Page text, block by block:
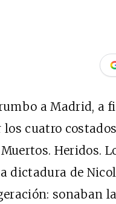
a Madrid, a
cuatro
Heridos.
dictadura de
sonaban